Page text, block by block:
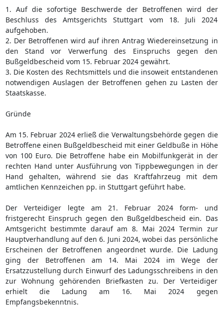
1. Auf die sofortige Beschwerde der Betroffenen wird der
Beschluss des Amtsgerichts Stuttgart vom 18. Juli 2024
aufgehoben.
2. Der Betroffenen wird auf ihren Antrag Wiedereinsetzung in
den Stand vor Verwerfung des Einspruchs gegen den
Bußgeldbescheid vom 15. Februar 2024 gewährt.
3. Die Kosten des Rechtsmittels und die insoweit entstandenen
notwendigen Auslagen der Betroffenen gehen zu Lasten der
Staatskasse.
Gründe
Am 15. Februar 2024 erließ die Verwaltungsbehörde gegen die
Betroffene einen Bußgeldbescheid mit einer Geldbuße in Höhe
von 100 Euro. Die Betroffene habe ein Mobilfunkgerät in der
rechten Hand unter Ausführung von Tippbewegungen in der
Hand gehalten, während sie das Kraftfahrzeug mit dem
amtlichen Kennzeichen pp. in Stuttgart geführt habe.
Der Verteidiger legte am 21. Februar 2024 form- und
fristgerecht Einspruch gegen den Bußgeldbescheid ein. Das
Amtsgericht bestimmte darauf am 8. Mai 2024 Termin zur
Hauptverhandlung auf den 6. Juni 2024, wobei das persönliche
Erscheinen der Betroffenen angeordnet wurde. Die Ladung
ging der Betroffenen am 14. Mai 2024 im Wege der
Ersatzzustellung durch Einwurf des Ladungsschreibens in den
zur Wohnung gehörenden Briefkasten zu. Der Verteidiger
erhielt die Ladung am 16. Mai 2024 gegen
Empfangsbekenntnis.